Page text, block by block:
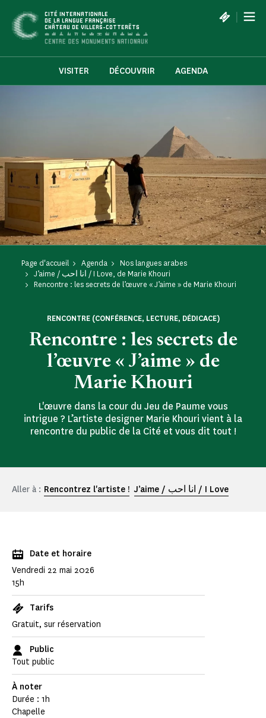
CITÉ INTERNATIONALE
DE LA LANGUE FRANÇAISE
CHÂTEAU DE VILLERS-COTTERÊTS
|
VISITER DÉCOUVRIR AGENDA
Page d'accueil Agenda
Nos langues arabes
J’aime / انا احب / I Love, de Marie Khouri
Rencontre : les secrets de l’œuvre « J’aime » de Marie Khouri
Rencontre : les secrets de
l’œuvre « J’aime » de
Marie Khouri
RENCONTRE (CONFÉRENCE, LECTURE, DÉDICACE)
L'œuvre dans la cour du Jeu de Paume vous
intrigue ? L’artiste designer Marie Khouri vient à la
rencontre du public de la Cité et vous dit tout !
Aller à : Rencontrez l'artiste ! J’aime / انا احب / I Love
Date et horaire
Vendredi 22 mai 2026
15h
Tarifs
Gratuit, sur réservation
Public
Tout public
À noter
Durée : 1h
Chapelle